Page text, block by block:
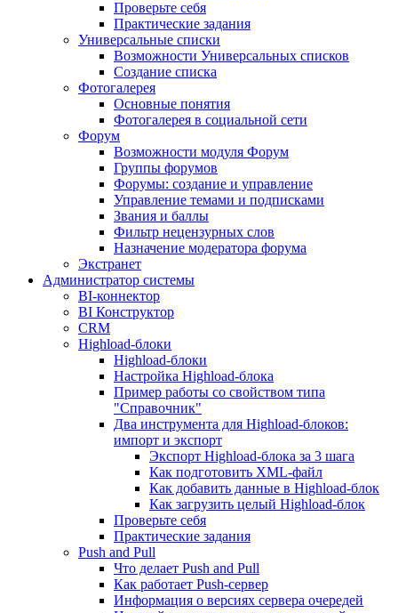
Проверьте себя
Практические задания
Универсальные списки
Возможности Универсальных списков
Создание списка
Фотогалерея
Основные понятия
Фотогалерея в социальной сети
Форум
Возможности модуля Форум
Группы форумов
Форумы: создание и управление
Управление темами и подписками
Звания и баллы
Фильтр нецензурных слов
Назначение модератора форума
Экстранет
Администратор системы
BI-коннектор
BI Конструктор
CRM
Highload-блоки
Highload-блоки
Настройка Highload-блока
Пример работы со свойством типа
"Справочник"
Два инструмента для Highload-блоков:
импорт и экспорт
Экспорт Highload-блока за 3 шага
Как подготовить XML-файл
Как добавить данные в Highload-блок
Как загрузить целый Highload-блок
Проверьте себя
Практические задания
Push and Pull
Что делает Push and Pull
Как работает Push-сервер
Информация о версиях сервера очередей